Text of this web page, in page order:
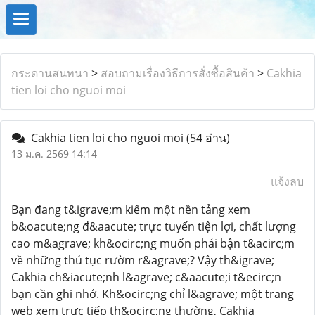
กระดานสนทนา > สอบถามเรื่องวิธีการสั่งซื้อสินค้า > Cakhia
tien loi cho nguoi moi
Cakhia tien loi cho nguoi moi (54 อ่าน)
13 ม.ค. 2569 14:14
แจ้งลบ
Bạn đang t&igrave;m kiếm một nền tảng xem
b&oacute;ng đ&aacute; trực tuyến tiện lợi, chất lượng
cao m&agrave; kh&ocirc;ng muốn phải bận t&acirc;m
về những thủ tục rườm r&agrave;? Vậy th&igrave;
Cakhia ch&iacute;nh l&agrave; c&aacute;i t&ecirc;n
bạn cần ghi nhớ. Kh&ocirc;ng chỉ l&agrave; một trang
web xem trực tiếp th&ocirc;ng thường, Cakhia